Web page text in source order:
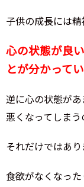
子供の成長には
心の状態が良
とが分かってい
逆に心の状態が
悪くなってしまう
それだけではあり
食欲がなくなっ